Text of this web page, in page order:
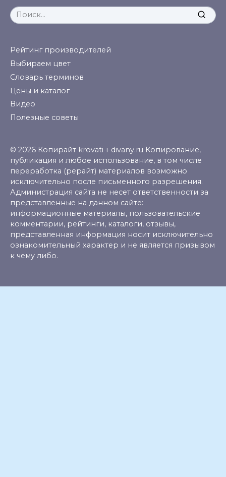
Search
for:
Рейтинг производителей
Выбираем цвет
Словарь терминов
Цены и каталог
Видео
Полезные советы
© 2026 Копирайт krovati-i-divany.ru Копирование,
публикация и любое использование, в том числе
переработка (рерайт) материалов возможно
исключительно после письменного разрешения.
Администрация сайта не несет ответственности за
представленные на данном сайте:
информационные материалы, пользовательские
комментарии, рейтинги, каталоги, отзывы,
представленная информация носит исключительно
ознакомительный характер и не является призывом
к чему либо.